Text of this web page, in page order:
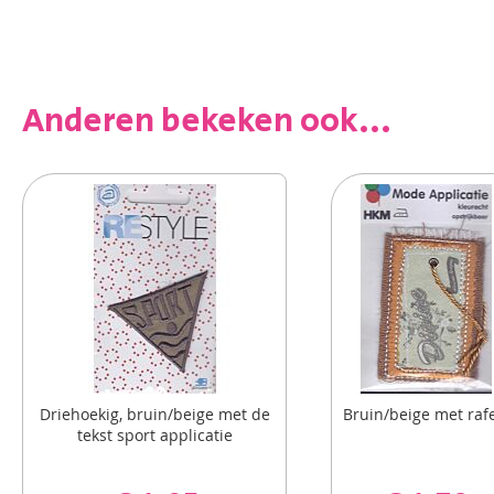
Anderen bekeken ook...
Driehoekig, bruin/beige met de
tekst sport applicatie
Bruin/beige met